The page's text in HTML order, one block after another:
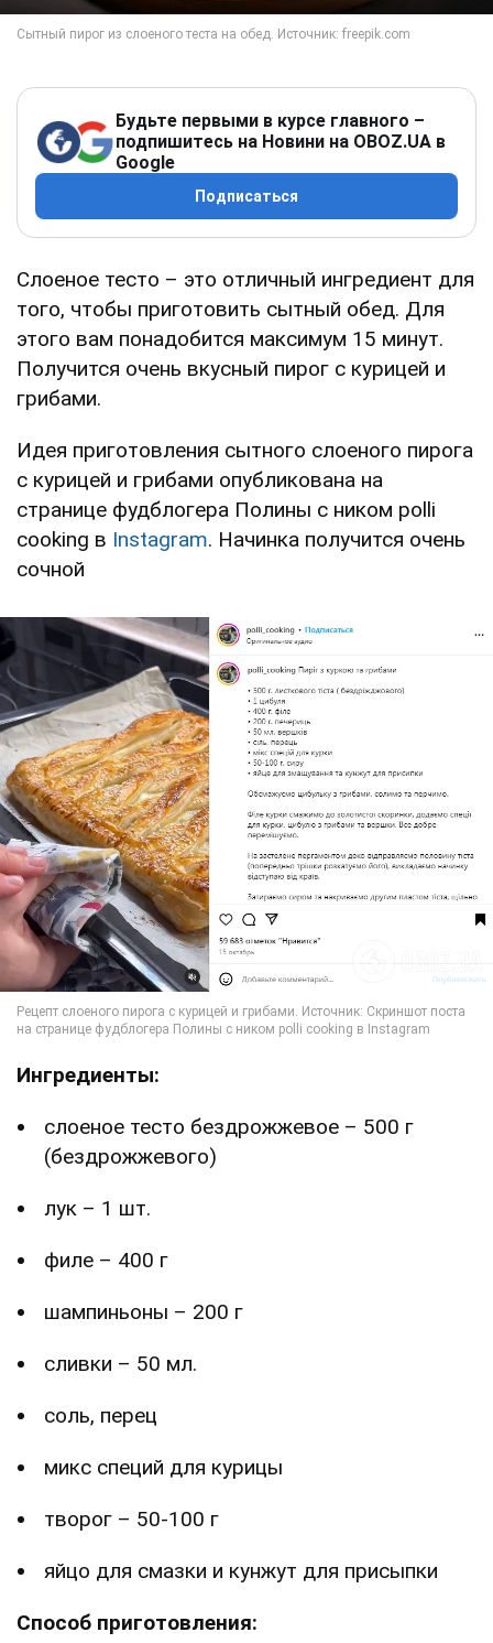
Будьте первыми в курсе главного –
подпишитесь на Новини на OBOZ.UA в
Google
Подписаться
Слоеное тесто – это отличный ингредиент для
того, чтобы приготовить сытный обед. Для
этого вам понадобится максимум 15 минут.
Получится очень вкусный пирог с курицей и
грибами.
Идея приготовления сытного слоеного пирога
с курицей и грибами опубликована на
странице фудблогера Полины с ником polli
cooking в Instagram. Начинка получится очень
сочной
Ингредиенты:
слоеное тесто бездрожжевое – 500 г
(бездрожжевого)
лук – 1 шт.
филе – 400 г
шампиньоны – 200 г
сливки – 50 мл.
соль, перец
микс специй для курицы
творог – 50-100 г
яйцо для смазки и кунжут для присыпки
Способ приготовления: